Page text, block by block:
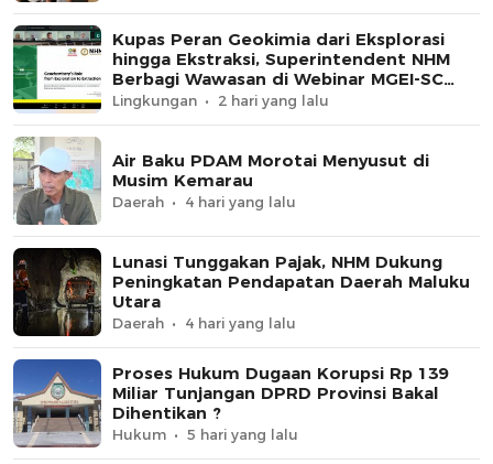
Kupas Peran Geokimia dari Eksplorasi
hingga Ekstraksi, Superintendent NHM
Berbagi Wawasan di Webinar MGEI-SC
UNG
Lingkungan 2 hari yang lalu
Air Baku PDAM Morotai Menyusut di
Musim Kemarau
Daerah 4 hari yang lalu
Lunasi Tunggakan Pajak, NHM Dukung
Peningkatan Pendapatan Daerah Maluku
Utara
Daerah 4 hari yang lalu
Proses Hukum Dugaan Korupsi Rp 139
Miliar Tunjangan DPRD Provinsi Bakal
Dihentikan ?
Hukum 5 hari yang lalu